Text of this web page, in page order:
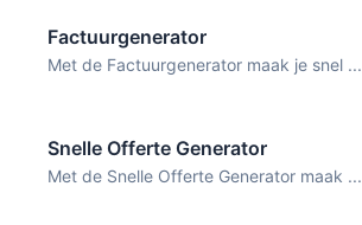
Factuurgenerator
Met de Factuurgenerator maak je snel ...
Snelle Offerte Generator
Met de Snelle Offerte Generator maak ...